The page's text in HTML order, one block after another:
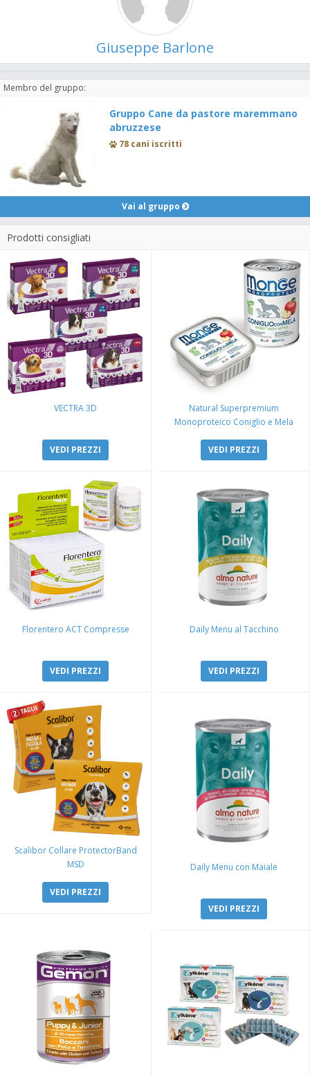
Giuseppe Barlone
Membro del gruppo:
Gruppo Cane da pastore maremmano
abruzzese
78 cani iscritti
Vai al gruppo
Prodotti consigliati
VECTRA 3D
VEDI PREZZI
Natural Superpremium
Monoproteico Coniglio e Mela
VEDI PREZZI
Florentero ACT Compresse
VEDI PREZZI
Daily Menu al Tacchino
VEDI PREZZI
Scalibor Collare ProtectorBand
MSD
VEDI PREZZI
Daily Menu con Maiale
VEDI PREZZI